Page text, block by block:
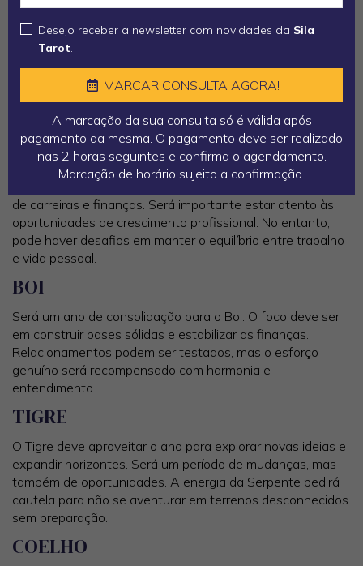
de conflitos internos. A energia da Serpente traz um toque
de profundidade, perspicácia e entendimento, favorecendo
a reflexão e o desenvolvimento pessoal.
Previsões por Signo do Horóscopo
Chinês para 2025
RATO
O Rato terá um ano próspero, especialmente em termos
de carreiras e finanças. Será importante estar atento às
oportunidades de crescimento profissional. No entanto,
pode haver desafios em manter o equilíbrio entre trabalho
e vida pessoal.
BOI
Será um ano de consolidação para o Boi. O foco deve ser
em construir bases sólidas e estabilizar as finanças.
Relacionamentos podem ser testados, mas o esforço
genuíno será recompensado com harmonia e
entendimento.
TIGRE
O Tigre deve aproveitar o ano para explorar novas ideias e
expandir horizontes. Será um período de mudanças, mas
também de oportunidades. A energia da Serpente pedirá
cautela para não se aventurar em terrenos desconhecidos
sem preparação.
COELHO
Desejo receber a newsletter com novidades da Sila
Tarot.
MARCAR CONSULTA AGORA!
A marcação da sua consulta só é válida após
pagamento da mesma. O pagamento deve ser realizado
nas 2 horas seguintes e confirma o agendamento.
Marcação de horário sujeito a confirmação.